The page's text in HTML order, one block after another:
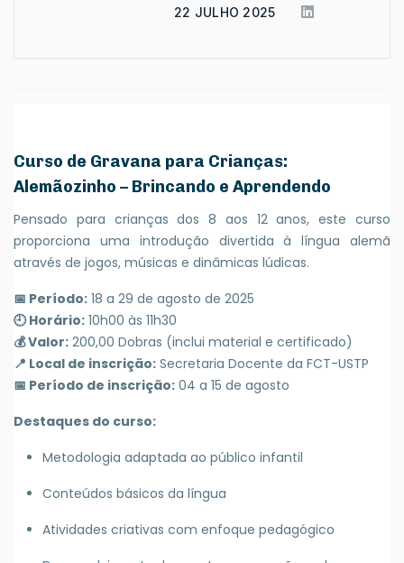
22 JULHO 2025
Curso de Gravana para Crianças:
Alemãozinho – Brincando e Aprendendo
Pensado para crianças dos 8 aos 12 anos, este curso
proporciona uma introdução divertida à língua alemã
através de jogos, músicas e dinâmicas lúdicas.
📅 Período: 18 a 29 de agosto de 2025
🕘 Horário: 10h00 às 11h30
💰 Valor: 200,00 Dobras (inclui material e certificado)
📍 Local de inscrição: Secretaria Docente da FCT-USTP
📅 Período de inscrição: 04 a 15 de agosto
Destaques do curso:
Metodologia adaptada ao público infantil
Conteúdos básicos da língua
Atividades criativas com enfoque pedagógico